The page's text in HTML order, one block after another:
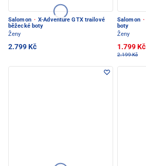
Salomon · X-Adventure GTX trailové
běžecké boty
Ženy
2.799 Kč
Salomon ·
boty
Ženy
1.799 Kč
2.199 Kč